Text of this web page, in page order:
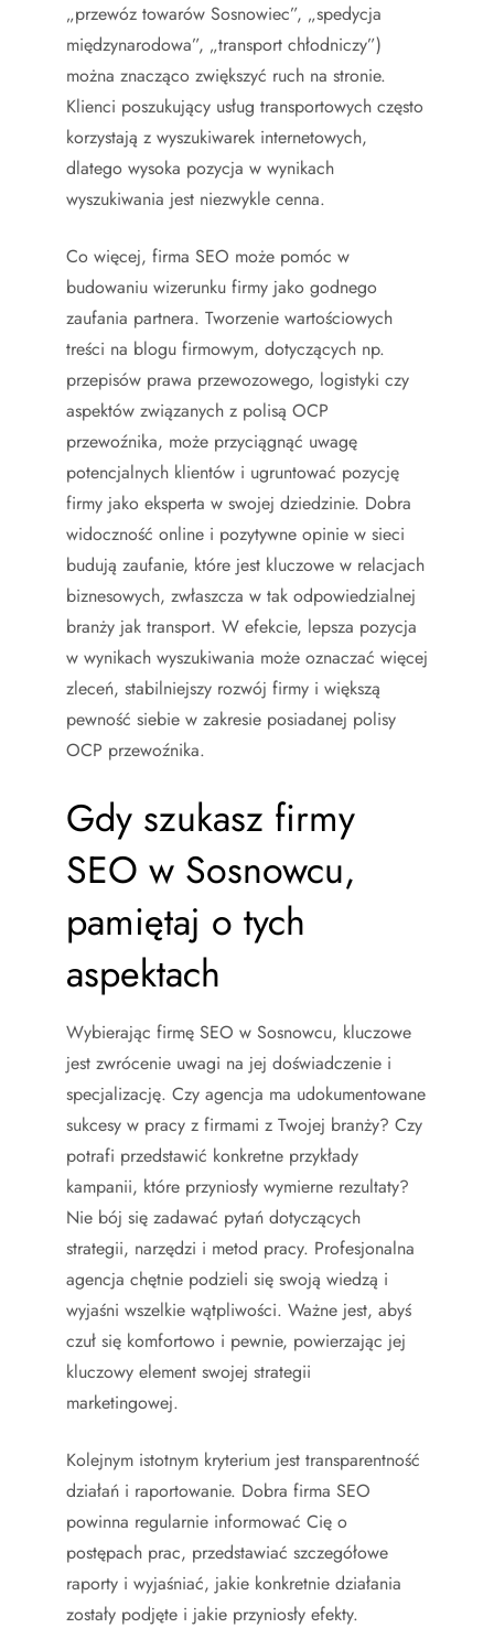
„przewóz towarów Sosnowiec”, „spedycja
międzynarodowa”, „transport chłodniczy”)
można znacząco zwiększyć ruch na stronie.
Klienci poszukujący usług transportowych często
korzystają z wyszukiwarek internetowych,
dlatego wysoka pozycja w wynikach
wyszukiwania jest niezwykle cenna.
Co więcej, firma SEO może pomóc w
budowaniu wizerunku firmy jako godnego
zaufania partnera. Tworzenie wartościowych
treści na blogu firmowym, dotyczących np.
przepisów prawa przewozowego, logistyki czy
aspektów związanych z polisą OCP
przewoźnika, może przyciągnąć uwagę
potencjalnych klientów i ugruntować pozycję
firmy jako eksperta w swojej dziedzinie. Dobra
widoczność online i pozytywne opinie w sieci
budują zaufanie, które jest kluczowe w relacjach
biznesowych, zwłaszcza w tak odpowiedzialnej
branży jak transport. W efekcie, lepsza pozycja
w wynikach wyszukiwania może oznaczać więcej
zleceń, stabilniejszy rozwój firmy i większą
pewność siebie w zakresie posiadanej polisy
OCP przewoźnika.
Gdy szukasz firmy
SEO w Sosnowcu,
pamiętaj o tych
aspektach
Wybierając firmę SEO w Sosnowcu, kluczowe
jest zwrócenie uwagi na jej doświadczenie i
specjalizację. Czy agencja ma udokumentowane
sukcesy w pracy z firmami z Twojej branży? Czy
potrafi przedstawić konkretne przykłady
kampanii, które przyniosły wymierne rezultaty?
Nie bój się zadawać pytań dotyczących
strategii, narzędzi i metod pracy. Profesjonalna
agencja chętnie podzieli się swoją wiedzą i
wyjaśni wszelkie wątpliwości. Ważne jest, abyś
czuł się komfortowo i pewnie, powierzając jej
kluczowy element swojej strategii
marketingowej.
Kolejnym istotnym kryterium jest transparentność
działań i raportowanie. Dobra firma SEO
powinna regularnie informować Cię o
postępach prac, przedstawiać szczegółowe
raporty i wyjaśniać, jakie konkretnie działania
zostały podjęte i jakie przyniosły efekty.